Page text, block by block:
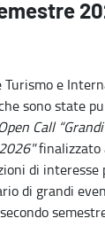
Turismo e
sono state
Call
finalizzato
di interesse
di grandi